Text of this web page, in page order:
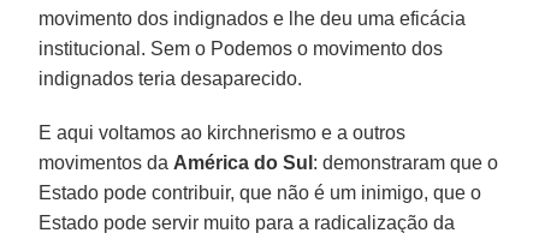
movimento dos indignados e lhe deu uma eficácia
institucional. Sem o Podemos o movimento dos
indignados teria desaparecido.
E aqui voltamos ao kirchnerismo e a outros
movimentos da América do Sul : demonstraram que o
Estado pode contribuir, que não é um inimigo, que o
Estado pode servir muito para a radicalização da